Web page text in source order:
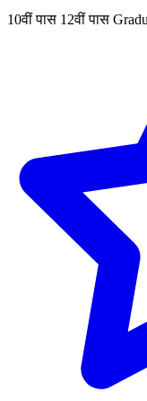
10वीं पास 12वीं पास